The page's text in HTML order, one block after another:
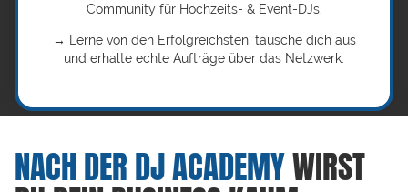
Community für Hochzeits- & Event-DJs.
→ Lerne von den Erfolgreichsten, tausche dich aus
und erhalte echte Aufträge über das Netzwerk.
NACH DER DJ ACADEMYWIRST